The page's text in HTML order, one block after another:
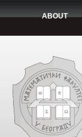
ABOUT